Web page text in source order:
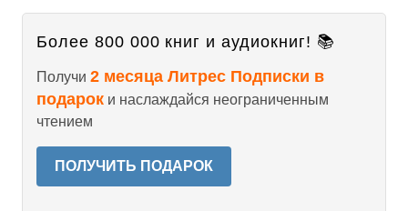
Более 800 000 книг и аудиокниг! 📚
Получи 2 месяца Литрес Подписки в
подарок и наслаждайся неограниченным
чтением
ПОЛУЧИТЬ ПОДАРОК